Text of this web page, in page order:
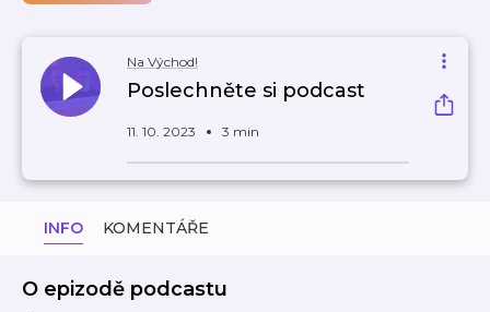
Na Východ!
Poslechněte si podcast
11. 10. 2023 3 min
INFO KOMENTÁŘE
O epizodě podcastu